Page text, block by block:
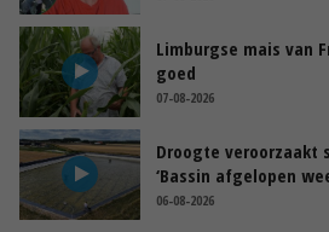
Limburgse mais van
goed
07-08-2026
Droogte veroorzaakt
‘Bassin afgelopen
06-08-2026